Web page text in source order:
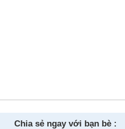
Chia sẻ ngay với bạn bè :